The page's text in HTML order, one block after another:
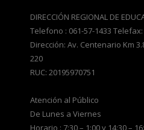
DIRECCIÓN REGIONAL DE
Telefono : 061-57-1433 Telefax:
Dirección: Av. Centenario Km
220
RUC: 20195970751
Atención al Público
De Lunes a Viernes
Horario : 7:30 – 1:00 y 14:30 –